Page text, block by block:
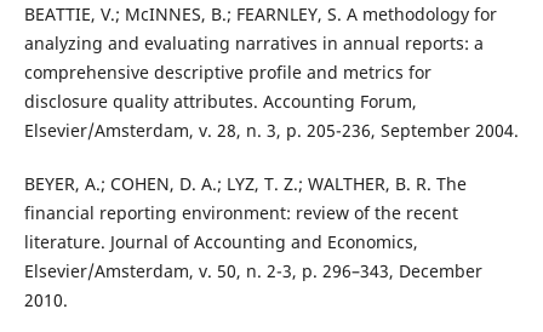
BEATTIE, V.; McINNES, B.; FEARNLEY, S. A methodology for
analyzing and evaluating narratives in annual reports: a
comprehensive descriptive profile and metrics for
disclosure quality attributes. Accounting Forum,
Elsevier/Amsterdam, v. 28, n. 3, p. 205-236, September 2004.
BEYER, A.; COHEN, D. A.; LYZ, T. Z.; WALTHER, B. R. The
financial reporting environment: review of the recent
literature. Journal of Accounting and Economics,
Elsevier/Amsterdam, v. 50, n. 2-3, p. 296–343, December
2010.